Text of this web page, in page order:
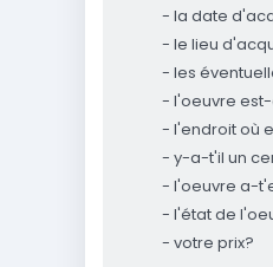
- la date
- le lieu
- les
- l'oeuvre
- l'endroit où
- y-a-t'il un
- l'oeuvre a-
- l'état de
- votre prix?